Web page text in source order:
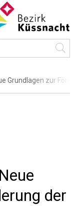
Grundlagen zur
der